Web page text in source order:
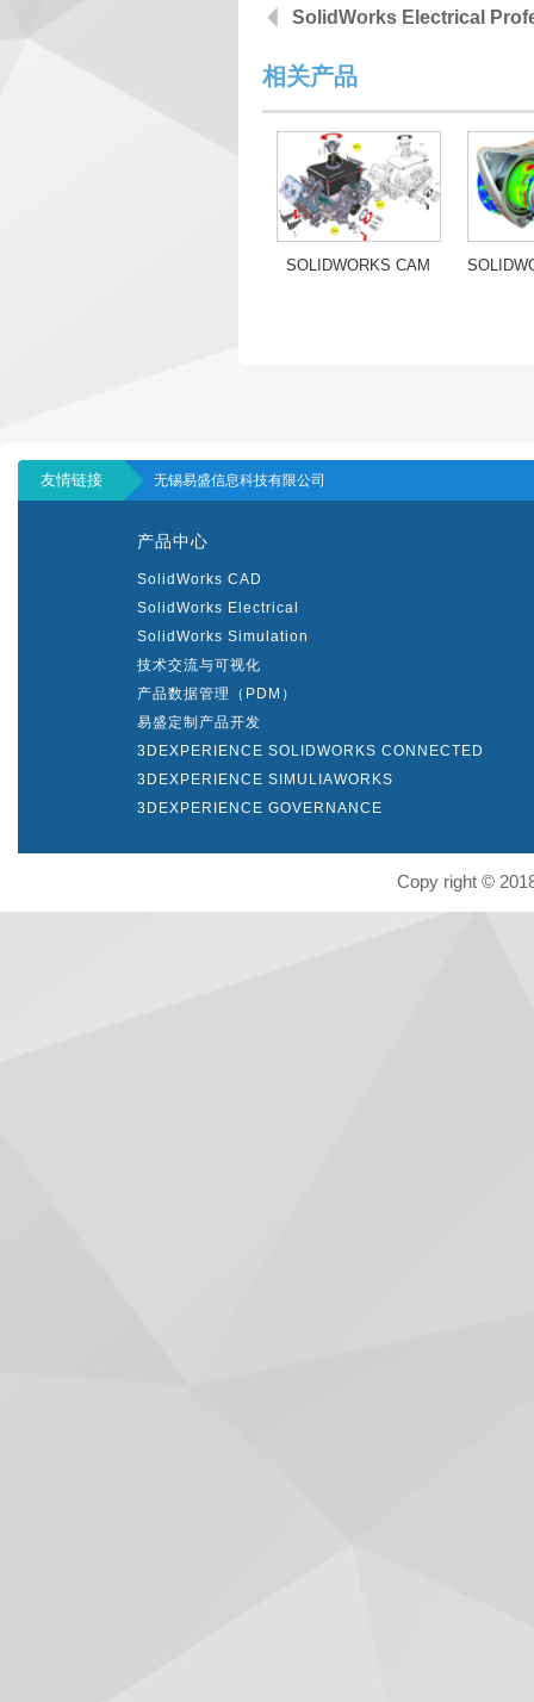
SolidWorks Electrical
相关产品
SOLIDWORKS CAM
友情链接 无锡易盛信息科技有限公司
产品中心
SolidWorks CAD
SolidWorks Electrical
SolidWorks Simulation
技术交流与可视化
产品数据管理（PDM）
易盛定制产品开发
3DEXPERIENCE SOLIDWORKS CONNECTED
3DEXPERIENCE SIMULIAWORKS
3DEXPERIENCE GOVERNANCE
Copy right ©